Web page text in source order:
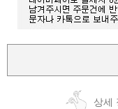
상세